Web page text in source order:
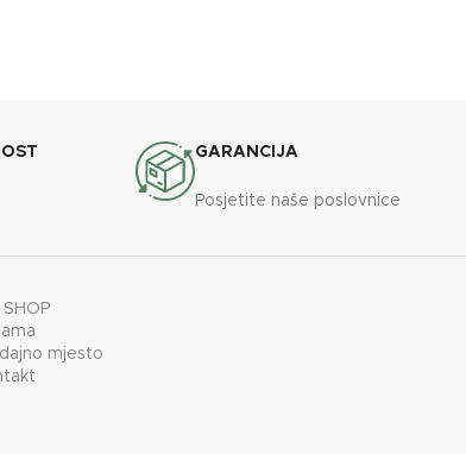
GARANCIJA
Posjetite naše poslovnice
mjesto